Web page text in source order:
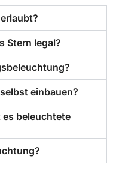
Stern legal?
einbauen?
es beleuchtete